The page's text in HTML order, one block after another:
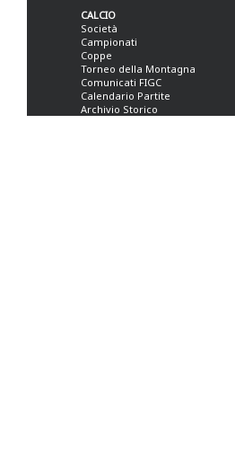
CALCIO
Società
Campionati
Coppe
Torneo della Montagna
Comunicati FIGC
Calendario Partite
Archivio Storico